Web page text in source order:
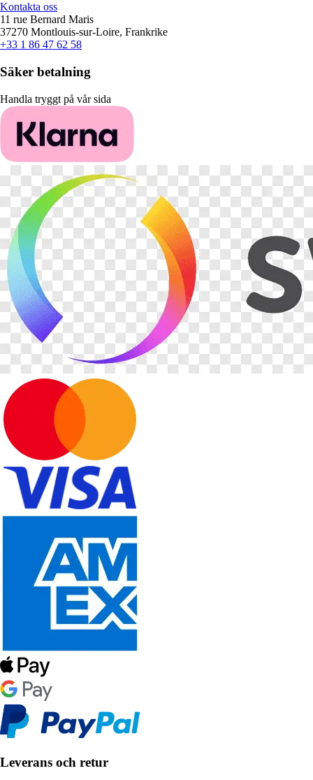
Kontakta oss
11 rue Bernard Maris
37270 Montlouis-sur-Loire, Frankrike
+33 1 86 47 62 58
Säker betalning
Handla tryggt på vår sida
Leverans och retur